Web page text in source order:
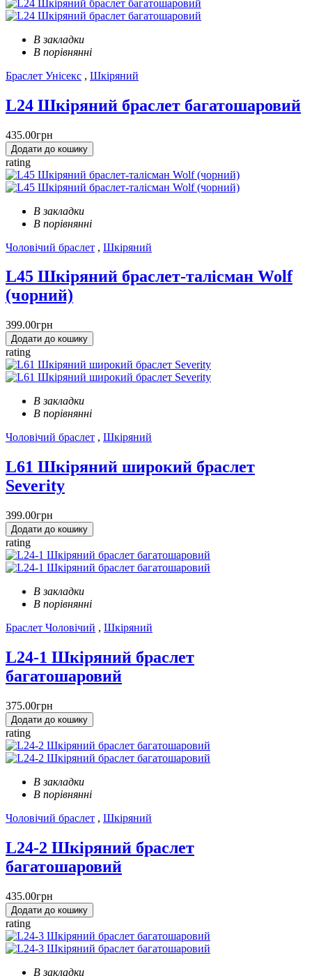
В закладки
В порівнянні
Браслет Унісекс , Шкіряний
L24 Шкіряний браслет багатошаровий
435.00грн
Додати до кошику
rating
В закладки
В порівнянні
Чоловічий браслет , Шкіряний
L45 Шкіряний браслет-талісман Wolf
(чорний)
399.00грн
Додати до кошику
rating
В закладки
В порівнянні
Чоловічий браслет , Шкіряний
L61 Шкіряний широкий браслет
Severity
399.00грн
Додати до кошику
rating
В закладки
В порівнянні
Браслет Чоловічий , Шкіряний
L24-1 Шкіряний браслет
багатошаровий
375.00грн
Додати до кошику
rating
В закладки
В порівнянні
Чоловічий браслет , Шкіряний
L24-2 Шкіряний браслет
багатошаровий
435.00грн
Додати до кошику
rating
В закладки